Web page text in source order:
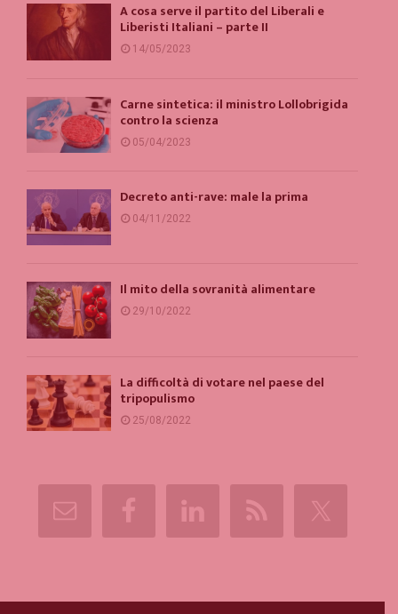
A cosa serve il partito del Liberali e
Liberisti Italiani – parte II
14/05/2023
Carne sintetica: il ministro Lollobrigida
contro la scienza
05/04/2023
Decreto anti-rave: male la prima
04/11/2022
Il mito della sovranità alimentare
29/10/2022
La difficoltà di votare nel paese del
tripopulismo
25/08/2022